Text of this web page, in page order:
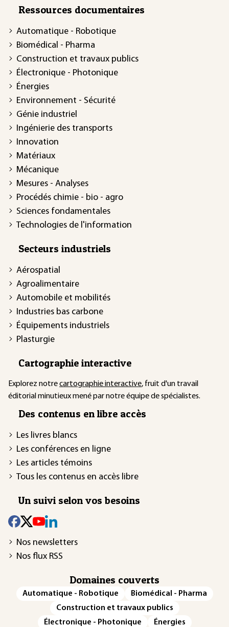
Ressources documentaires
Automatique - Robotique
Biomédical - Pharma
Construction et travaux publics
Électronique - Photonique
Énergies
Environnement - Sécurité
Génie industriel
Ingénierie des transports
Innovation
Matériaux
Mécanique
Mesures - Analyses
Procédés chimie - bio - agro
Sciences fondamentales
Technologies de l'information
Secteurs industriels
Aérospatial
Agroalimentaire
Automobile et mobilités
Industries bas carbone
Équipements industriels
Plasturgie
Cartographie interactive
Explorez notrecartographie interactive, fruit d'un travail
éditorial minutieux mené par notre équipe de spécialistes.
Des contenus en libre accès
Les livres blancs
Les conférences en ligne
Les articles témoins
Tous les contenus en accès libre
Un suivi selon vos besoins
Nos newsletters
Nos flux RSS
Domaines couverts
Automatique - Robotique
Biomédical - Pharma
Construction et travaux publics
Électronique - Photonique
Énergies